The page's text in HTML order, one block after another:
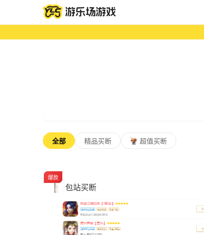
全部 精品买断 超值买断
推荐
爆款
包站买断